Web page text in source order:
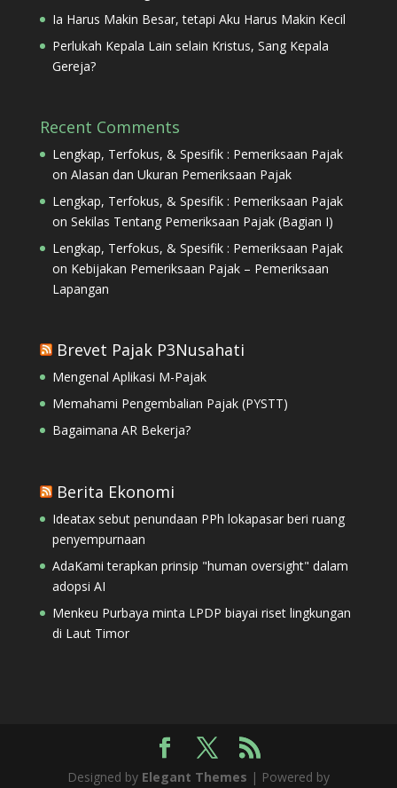
Ia Harus Makin Besar, tetapi Aku Harus Makin Kecil
Perlukah Kepala Lain selain Kristus, Sang Kepala
Gereja?
Recent Comments
Lengkap, Terfokus, & Spesifik : Pemeriksaan Pajak
on Alasan dan Ukuran Pemeriksaan Pajak
Lengkap, Terfokus, & Spesifik : Pemeriksaan Pajak
on Sekilas Tentang Pemeriksaan Pajak (Bagian I)
Lengkap, Terfokus, & Spesifik : Pemeriksaan Pajak
on Kebijakan Pemeriksaan Pajak – Pemeriksaan
Lapangan
Brevet Pajak P3Nusahati
Mengenal Aplikasi M-Pajak
Memahami Pengembalian Pajak (PYSTT)
Bagaimana AR Bekerja?
Berita Ekonomi
Ideatax sebut penundaan PPh lokapasar beri ruang
penyempurnaan
AdaKami terapkan prinsip "human oversight" dalam
adopsi AI
Menkeu Purbaya minta LPDP biayai riset lingkungan
di Laut Timor
Designed by Elegant Themes | Powered by